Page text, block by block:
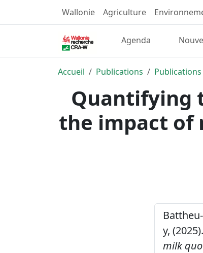
Wallonie Agriculture
Agenda
Accueil Publications Publications
Quantifying
the impact of
y, (2025).
milk